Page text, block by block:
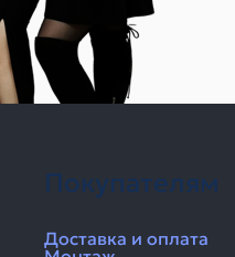
Покупателям
Доставка и оплата